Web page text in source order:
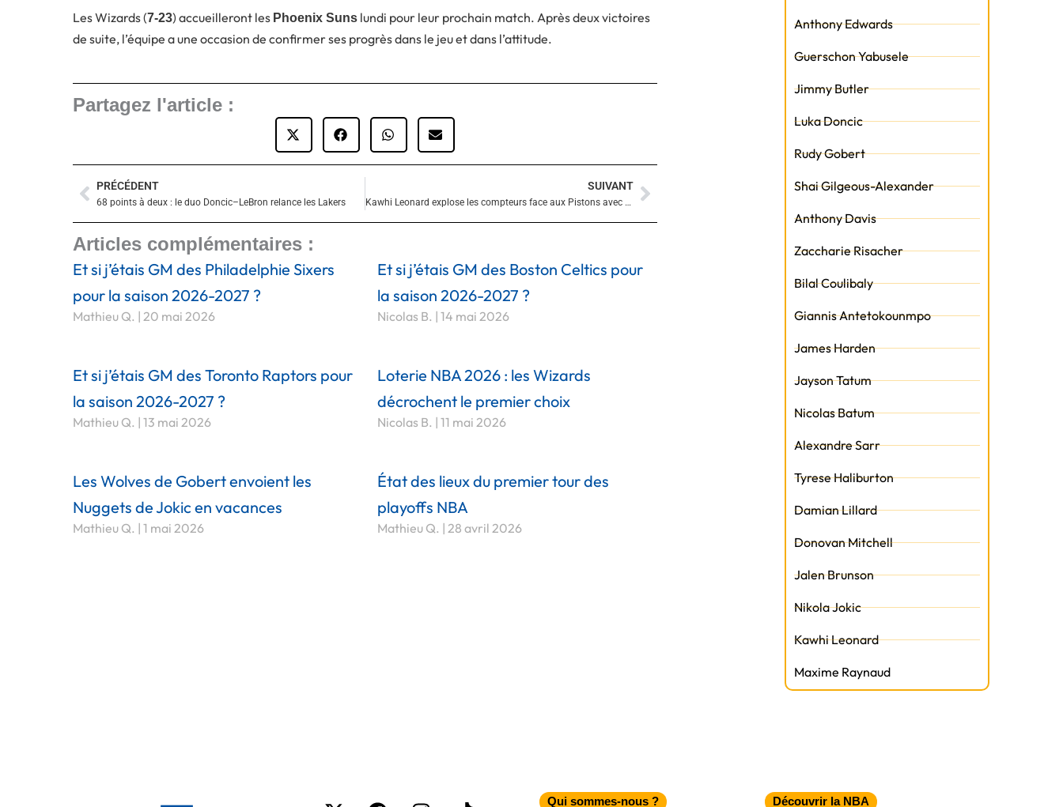
Les Wizards (7-23) accueilleront les Phoenix Suns lundi pour leur prochain match. Après deux victoires
de suite, l’équipe a une occasion de confirmer ses progrès dans le jeu et dans l’attitude.
Partagez l'article :
Précédent
PRÉCÉDENT
68 points à deux : le duo Doncic–LeBron relance les Lakers
SUIVANT
Kawhi Leonard explose les compteurs face aux Pistons avec un record en carrière Suivant
Articles complémentaires :
Et si j’étais GM des Philadelphie Sixers
pour la saison 2026-2027 ?
Mathieu Q. 20 mai 2026
Et si j’étais GM des Boston Celtics pour
la saison 2026-2027 ?
Nicolas B. 14 mai 2026
Et si j’étais GM des Toronto Raptors pour
la saison 2026-2027 ?
Mathieu Q. 13 mai 2026
Loterie NBA 2026 : les Wizards
décrochent le premier choix
Nicolas B. 11 mai 2026
Les Wolves de Gobert envoient les
Nuggets de Jokic en vacances
Mathieu Q. 1 mai 2026
État des lieux du premier tour des
playoffs NBA
Mathieu Q. 28 avril 2026
Anthony Edwards
Guerschon Yabusele
Jimmy Butler
Luka Doncic
Rudy Gobert
Shai Gilgeous-Alexander
Anthony Davis
Zaccharie Risacher
Bilal Coulibaly
Giannis Antetokounmpo
James Harden
Jayson Tatum
Nicolas Batum
Alexandre Sarr
Tyrese Haliburton
Damian Lillard
Donovan Mitchell
Jalen Brunson
Nikola Jokic
Kawhi Leonard
Maxime Raynaud
X- FacebookInstagram
Tiktok Qui sommes-nous ? Découvrir la NBA